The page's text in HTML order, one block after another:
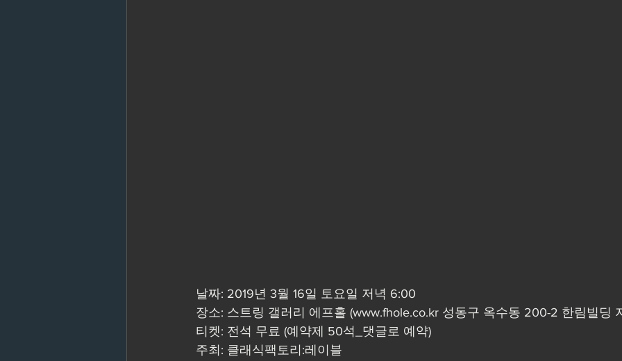
날짜: 2019년 3월 16일 토요일 저녁 6:00
장소: 스트링 갤러리 에프홀 (www.fhole.co.kr 성동구 옥수동 200-2 한림빌딩
티켓: 전석 무료 (예약제 50석_댓글로 예약)
주최: 클래식팩토리:레이블